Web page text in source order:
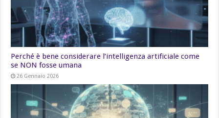
Perché è bene considerare l’intelligenza artificiale come
se NON fosse umana
26 Gennaio 2026